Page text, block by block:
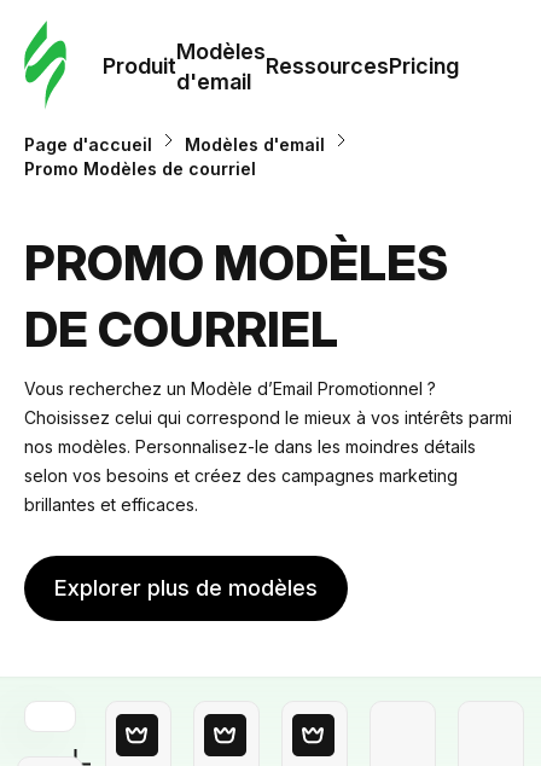
Produit
Modèles
d'email
RessourcesPricing
Page d'accueil
Modèles d'email
Promo Modèles de courriel
PROMO MODÈLES
DE COURRIEL
Vous recherchez un Modèle d’Email Promotionnel ?
Choisissez celui qui correspond le mieux à vos intérêts parmi
nos modèles. Personnalisez-le dans les moindres détails
selon vos besoins et créez des campagnes marketing
brillantes et efficaces.
Explorer plus de modèles